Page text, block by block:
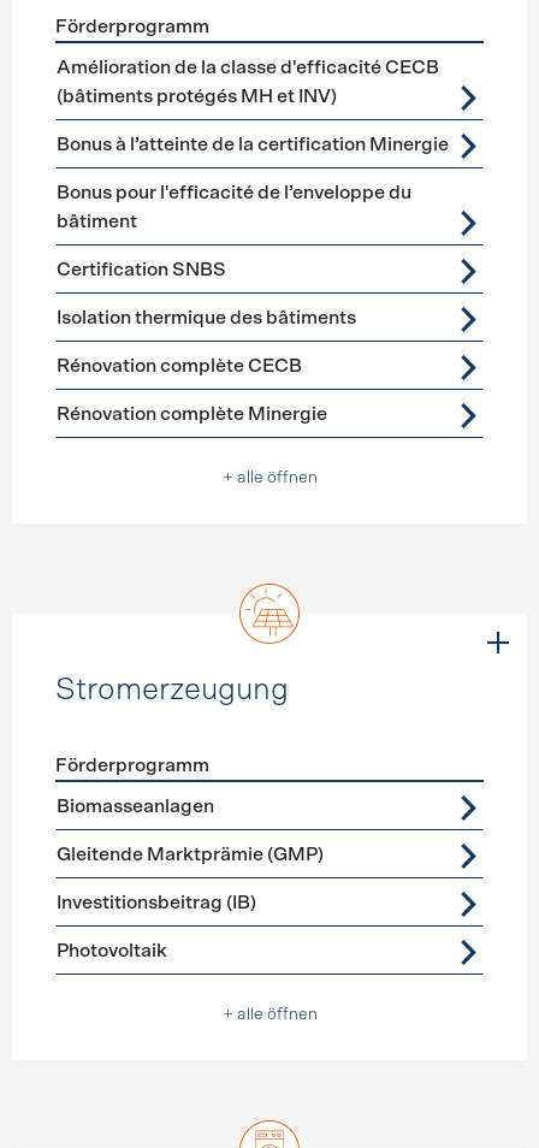
Förderprogramme Gebäudehülle Sanierung
Förderprogramm
Amélioration de la classe d'efficacité CECB
(bâtiments protégés MH et INV)
Bonus à l’atteinte de la certification Minergie
Bonus pour l'efficacité de l’enveloppe du
bâtiment
Certification SNBS
Isolation thermique des bâtiments
Rénovation complète CECB
Rénovation complète Minergie
+ alle öffnen
Stromerzeugung
Förderprogramme
Förderprogramm
Biomasseanlagen
Gleitende Marktprämie (GMP)
Investitionsbeitrag (IB)
Photovoltaik
+ alle öffnen